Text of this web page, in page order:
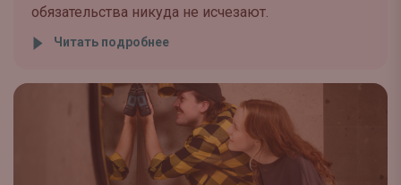
обязательства никуда не исчезают.
Читать подробнее